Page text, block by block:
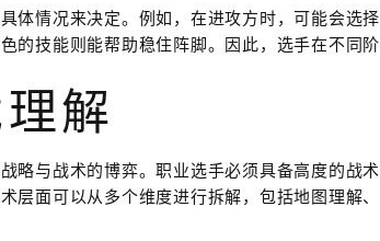
体情况来决定。例如，在进攻方时，可能会选择
的技能则能帮助稳住阵脚。因此，选手在不同阶
解
略与战术的博弈。职业选手必须具备高度的战术
层面可以从多个维度进行拆解，包括地图理解、